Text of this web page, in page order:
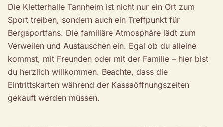
Die Kletterhalle Tannheim ist nicht nur ein Ort zum
Sport treiben, sondern auch ein Treffpunkt für
Bergsportfans. Die familiäre Atmosphäre lädt zum
Verweilen und Austauschen ein. Egal ob du alleine
kommst, mit Freunden oder mit der Familie – hier bist
du herzlich willkommen. Beachte, dass die
Eintrittskarten während der Kassaöffnungszeiten
gekauft werden müssen.